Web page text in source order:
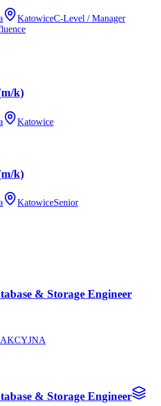
KatowiceC-Level / Manager
k)
Katowice
k)
KatowiceSenior
& Storage Engineer
& Storage Engineer